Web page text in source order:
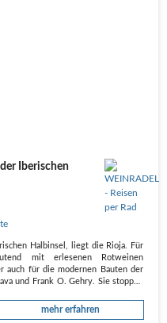
Iberischen
Halbinsel, liegt die Rioja. Für
mit erlesenen Rotweinen
auch für die modernen Bauten der
und Frank O. Gehry. Sie stoppen
mehr erfahren